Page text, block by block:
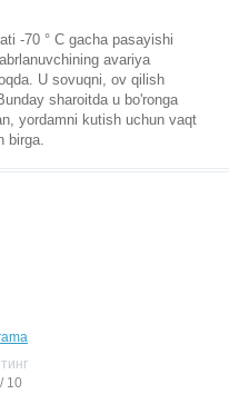
-70 ° C gacha pasayishi
avariya
U sovuqni, ov qilish
sharoitda u bo'ronga
yordamni kutish uchun vaqt
birga.
10